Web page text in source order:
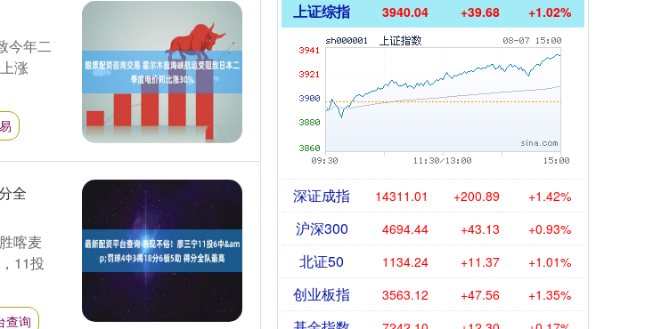
今年二
涨
全
喀麦
11投
查询
上证综指 3940.04 +39.68 +1.02%
深证成指 14311.01 +200.89 +1.42%
沪深300 4694.44 +43.13 +0.93%
北证50 1134.24 +11.37 +1.01%
创业板指 3563.12 +47.56 +1.35%